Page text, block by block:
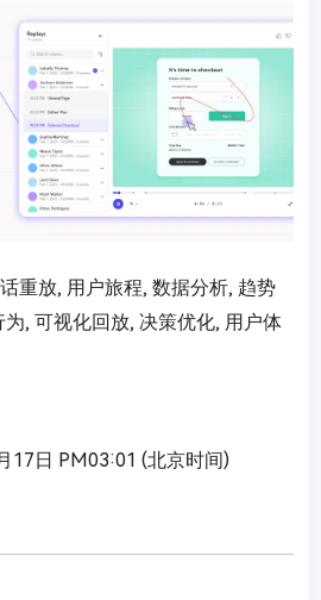
重放, 用户旅程, 数据分析, 趋势
, 可视化回放, 决策优化, 用户体
17日 PM03:01 (北京时间)